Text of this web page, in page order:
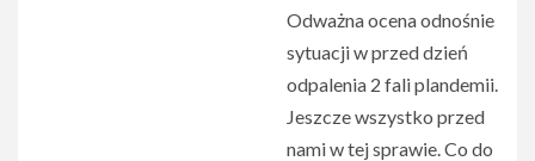
Odważna ocena odnośnie
sytuacji w przed dzień
odpalenia 2 fali plandemii.
Jeszcze wszystko przed
nami w tej sprawie. Co do